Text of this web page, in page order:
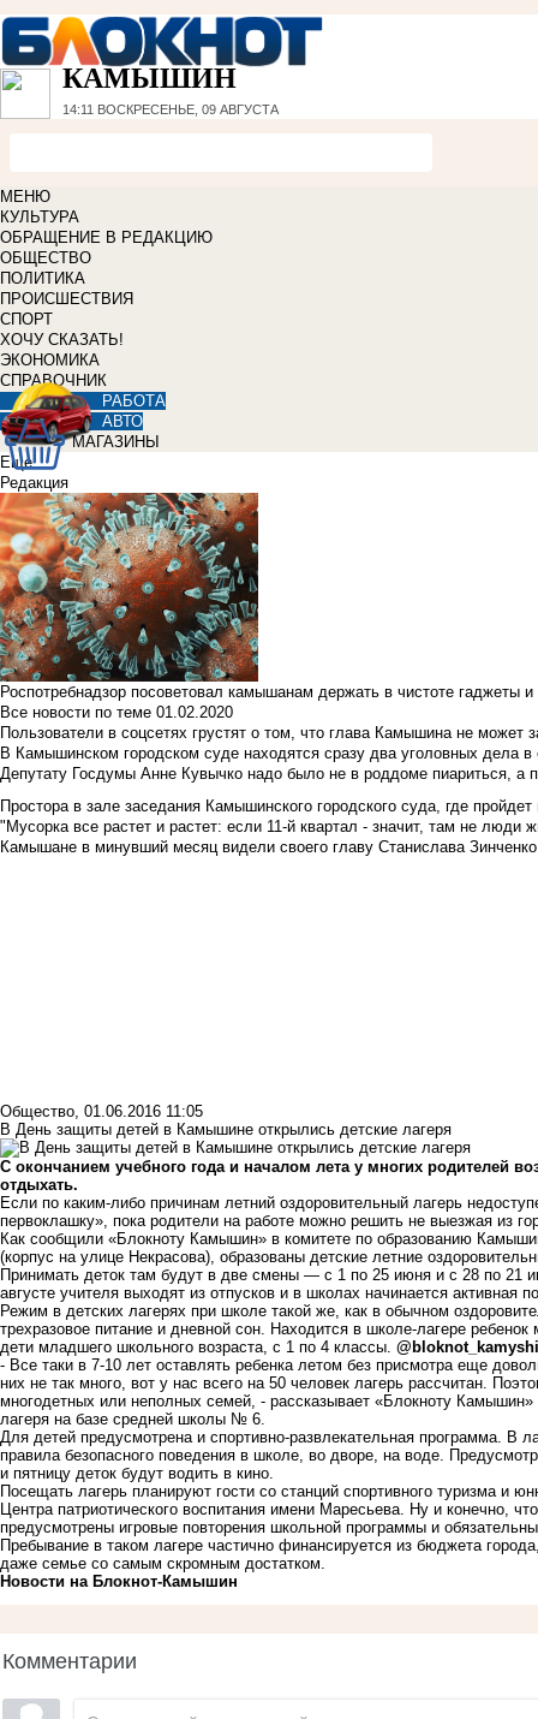
КАМЫШИН
14:11 ВОСКРЕСЕНЬЕ, 09 АВГУСТА
МЕНЮ
КУЛЬТУРА
ОБРАЩЕНИЕ В РЕДАКЦИЮ
ОБЩЕСТВО
ПОЛИТИКА
ПРОИСШЕСТВИЯ
СПОРТ
ХОЧУ СКАЗАТЬ!
ЭКОНОМИКА
СПРАВОЧНИК
РАБОТА
АВТО
МАГАЗИНЫ
Еще
Редакция
Роспотребнадзор посоветовал камышанам держать в чистоте гаджеты
Все новости по теме 01.02.2020
Пользователи в соцсетях грустят о том, что глава Камышина не может
В Камышинском городском суде находятся сразу два уголовных дела
Депутату Госдумы Анне Кувычко надо было не в роддоме пиариться, а
Простора в зале заседания Камышинского городского суда, где
"Мусорка все растет и растет: если 11-й квартал - значит, там не люди
Камышане в минувший месяц видели своего главу Станислава Зинченко
Общество, 01.06.2016 11:05
В День защиты детей в Камышине открылись детские лагеря
С окончанием учебного года и началом лета у многих родителей
отдыхать.
Если по каким-либо причинам летний оздоровительный лагерь
первоклашку», пока родители на работе можно решить не выезжая из
Как сообщили «Блокноту Камышин» в комитете по образованию
(корпус на улице Некрасова), образованы детские летние
Принимать деток там будут в две смены — с 1 по 25 июня и с 28 по 21
августе учителя выходят из отпусков и в школах начинается активная
Режим в детских лагерях при школе такой же, как в обычном
трехразовое питание и дневной сон. Находится в школе-лагере
дети младшего школьного возраста, с 1 по 4 классы.
- Все таки в 7-10 лет оставлять ребенка летом без присмотра еще
них не так много, вот у нас всего на 50 человек лагерь рассчитан.
многодетных или неполных семей, - рассказывает «Блокноту
лагеря на базе средней школы № 6.
Для детей предусмотрена и спортивно-развлекательная программа. В
правила безопасного поведения в школе, во дворе, на воде.
и пятницу деток будут водить в кино.
Посещать лагерь планируют гости со станций спортивного туризма и
Центра патриотического воспитания имени Маресьева. Ну и конечно,
предусмотрены игровые повторения школьной программы и
Пребывание в таком лагере частично финансируется из бюджета
даже семье со самым скромным достатком.
Новости на Блoкнoт-Камышин
Комментарии